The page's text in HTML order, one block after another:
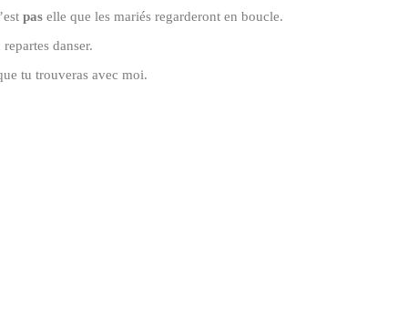
pas elle que les mariés regarderont en boucle.
danser.
tu trouveras avec moi.